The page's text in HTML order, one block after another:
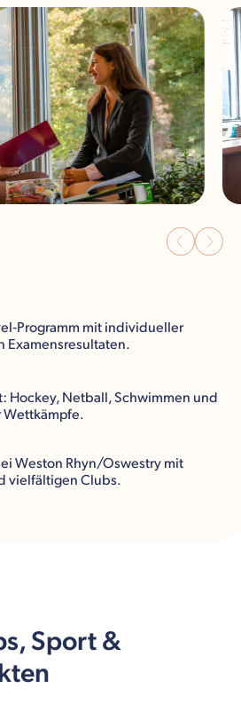
mit individueller
Examensresultaten.
Hockey, Netball, Schwimmen und
Wettkämpfe.
Weston Rhyn/Oswestry mit
vielfältigen Clubs.
Sport &